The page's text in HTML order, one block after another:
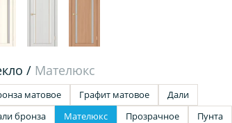
/ Мателюкс
матовое Графит матовое
Дали
бронза
Мателюкс Прозрачное
Пунта